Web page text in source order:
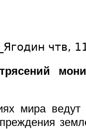
чтв,
мира